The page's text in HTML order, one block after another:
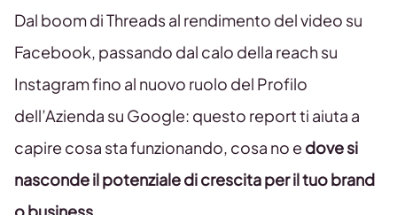
Dal boom di Threads al rendimento del video su
Facebook, passando dal calo della reach su
Instagram fino al nuovo ruolo del Profilo
dell’Azienda su Google: questo report ti aiuta a
capire cosa sta funzionando, cosa no e dove si
nasconde il potenziale di crescita per il tuo brand